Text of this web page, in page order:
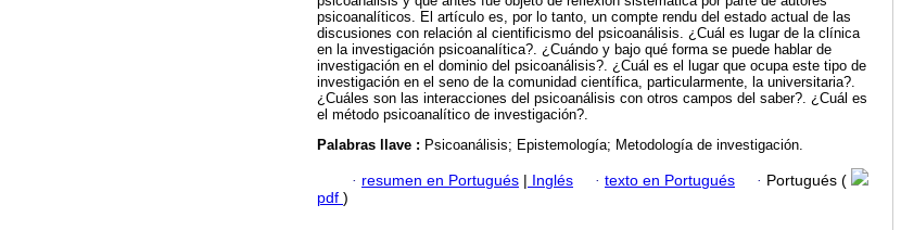
psicoanalíticos. El artículo es, por lo tanto, un compte rendu del estado actual de las
discusiones con relación al cientificismo del psicoanálisis. ¿Cuál es lugar de la clínica
en la investigación psicoanalítica?. ¿Cuándo y bajo qué forma se puede hablar de
investigación en el dominio del psicoanálisis?. ¿Cuál es el lugar que ocupa este tipo de
investigación en el seno de la comunidad científica, particularmente, la universitaria?.
¿Cuáles son las interacciones del psicoanálisis con otros campos del saber?. ¿Cuál es
el método psicoanalítico de investigación?.
Palabras llave : Psicoanálisis; Epistemología; Metodología de investigación.
· resumen en Portugués | Inglés · texto en Portugués · Portugués (
pdf )